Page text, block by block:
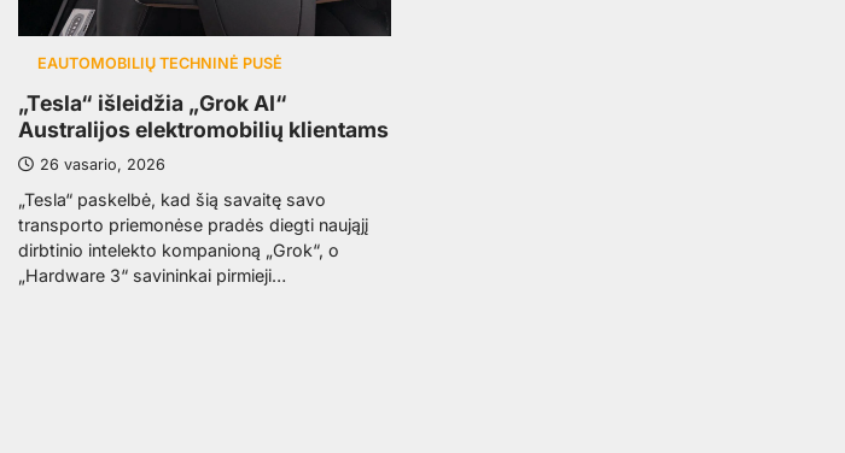
EAUTOMOBILIŲ TECHNINĖ PUSĖ
„Tesla“ išleidžia „Grok AI“
Australijos elektromobilių klientams
26 vasario, 2026
„Tesla“ paskelbė, kad šią savaitę savo
transporto priemonėse pradės diegti naująjį
dirbtinio intelekto kompanioną „Grok“, o
„Hardware 3“ savininkai pirmieji…